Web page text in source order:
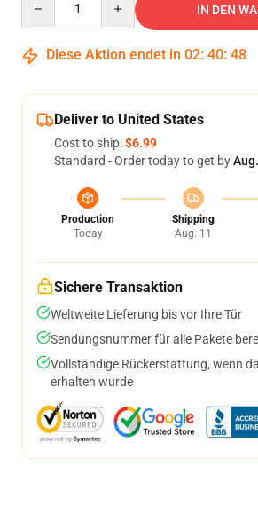
IN DEN
Diese Aktion endet in 02: 40: 47
Deliver to United States
Cost to ship:$6.99
Standard - Order today to get by
Production
Today
Shipping
Aug. 11
Sichere Transaktion
Weltweite Lieferung bis vor Ihre Tür
Sendungsnummer für alle Pakete
Vollständige Rückerstattung, wenn
erhalten wurde